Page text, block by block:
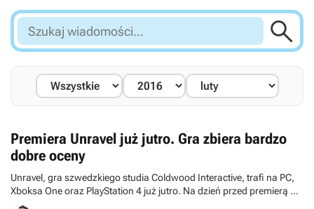
Szukaj
wiadomości...

Premiera Unravel już jutro. Gra zbiera bardzo
dobre oceny
Unravel, gra szwedzkiego studia Coldwood Interactive, trafi na PC,
Xboksa One oraz PlayStation 4 już jutro. Na dzień przed premierą w
sieci zaczęły pojawiać się pierwsze recenzje, sugerujące, że mamy